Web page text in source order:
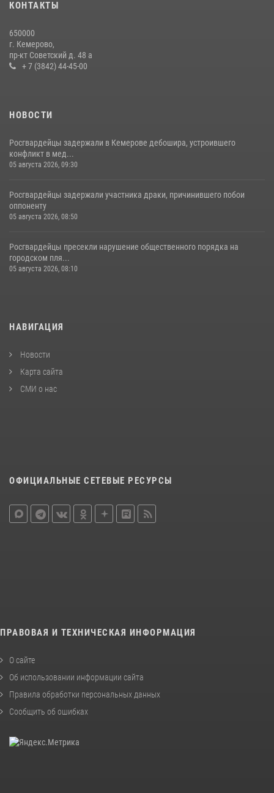
гипермаркета товары на 13 тысяч рублей (ВИДЕО)
16 июля 2026, 06:43
КОНТАКТЫ
650000
г. Кемерово,
пр-кт Советский д. 48 а
+ 7 (3842) 44-45-00
НОВОСТИ
Росгвардейцы задержали в Кемерове дебошира, устроившего
конфликт в мед...
05 августа 2026, 09:30
Росгвардейцы задержали участника драки, причинившего побои
оппоненту
05 августа 2026, 08:50
Росгвардейцы пресекли нарушение общественного порядка на
городском пля...
05 августа 2026, 08:10
НАВИГАЦИЯ
Новости
Карта сайта
СМИ о нас
ОФИЦИАЛЬНЫЕ СЕТЕВЫЕ РЕСУРСЫ
ПРАВОВАЯ И ТЕХНИЧЕСКАЯ ИНФОРМАЦИЯ
О сайте
Об использовании информации сайта
Правила обработки персональных данных
Сообщить об ошибках